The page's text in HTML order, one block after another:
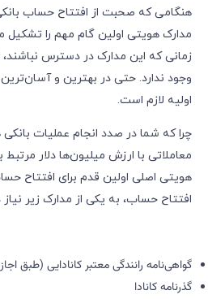
هنگامی که صحبت از افتتاح حساب
مدارک هویتی اولین گام مهم را تشکیل
زمانی که این مدارک در دسترس
وجود ندارد. حتی در بهترین و
اولیه لازم است.
چرا که شما در صدد انجام عملیات
معاملاتی با ارزش میلیون‌ها دلار مرتبط
هویتی اصلی اولین قدم برای افتتاح
افتتاح حساب، به یکی از مدارک زیر نیاز
گواهی‌نامه رانندگی معتبر کانادایی (طبق
گذرنامه کانادا